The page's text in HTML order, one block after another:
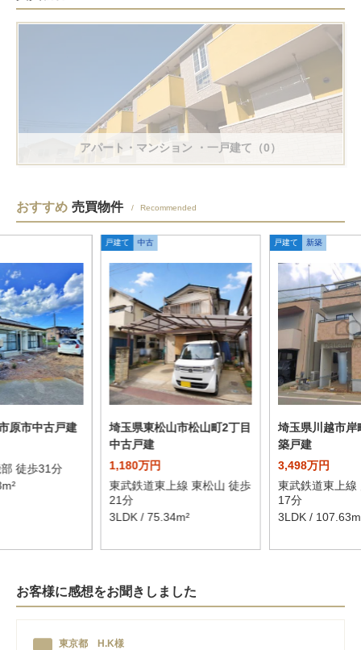
アパート・マンション ・一戸建て（0）
おすすめ 売買物件 Recommended
原市中古戸建
徒歩31分
戸建て 中古
埼玉県東松山市松山町2丁目
中古戸建
1,180万円
東武鉄道東上線 東松山 徒歩
21分
3LDK / 75.34m²
戸建て 新築
埼玉県川越市
築戸建
3,498万円
東武鉄道東上線
17分
3LDK /
お客様に感想をお聞きしました
東京都 H.K様